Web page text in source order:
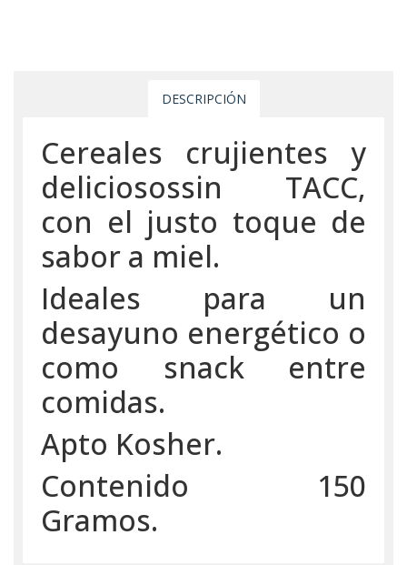
DESCRIPCIÓN
Cereales crujientes y
deliciosossin TACC,
con el justo toque de
sabor a miel.
Ideales para un
desayuno energético o
como snack entre
comidas.
Apto Kosher.
Contenido 150
Gramos.